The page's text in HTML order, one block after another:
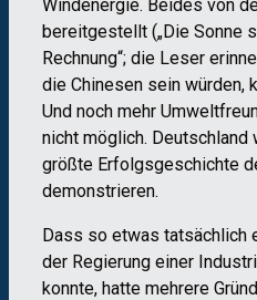
Windenergie. Beides von
bereitgestellt („Die Sonne
Rechnung“; die Leser
die Chinesen sein würden,
Und noch mehr
nicht möglich. Deutschland
größte Erfolgsgeschichte
demonstrieren.
Dass so etwas tatsächlich
der Regierung einer
konnte, hatte mehrere